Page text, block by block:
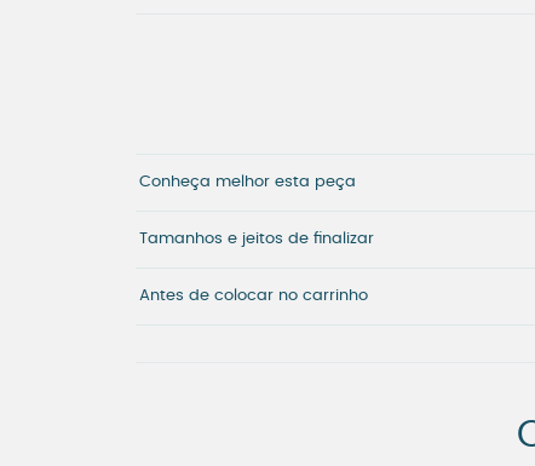
Conheça melhor esta peça
Tamanhos e jeitos de finalizar
Antes de colocar no carrinho